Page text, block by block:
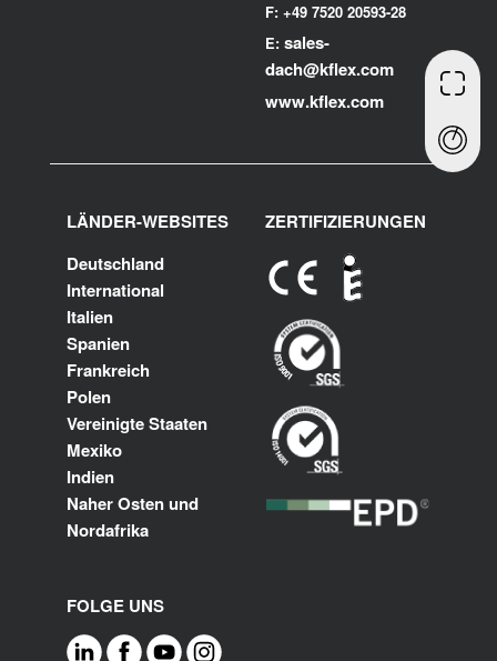
F: +49 7520 20593-28
E: sales-
dach@kflex.com
www.kflex.com
LÄNDER-WEBSITES
Deutschland
International
Italien
Spanien
Frankreich
Polen
Vereinigte Staaten
Mexiko
Indien
Naher Osten und
Nordafrika
ZERTIFIZIERUNGEN
FOLGE UNS